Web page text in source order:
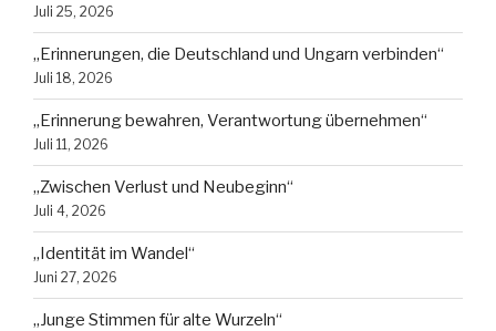
Juli 25, 2026
„Erinnerungen, die Deutschland und Ungarn verbinden“
Juli 18, 2026
„Erinnerung bewahren, Verantwortung übernehmen“
Juli 11, 2026
„Zwischen Verlust und Neubeginn“
Juli 4, 2026
„Identität im Wandel“
Juni 27, 2026
„Junge Stimmen für alte Wurzeln“